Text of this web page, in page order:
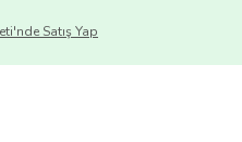
Satış Yap